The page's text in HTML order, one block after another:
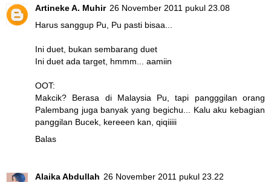
Artineke A. Muhir 26 November 2011 pukul 23.08
Harus sanggup Pu, Pu pasti bisaa...
Ini duet, bukan sembarang duet
Ini duet ada target, hmmm... aamiin
OOT:
Makcik? Berasa di Malaysia Pu, tapi pangggilan orang
Palembang juga banyak yang begichu... Kalu aku kebagian
panggilan Bucek, kereeen kan, qiqiiiii
Balas
Alaika Abdullah 26 November 2011 pukul 23.22